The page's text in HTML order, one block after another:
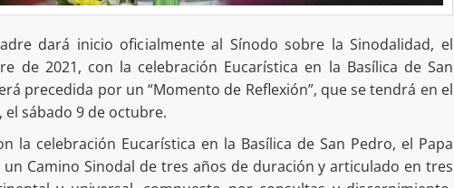
dará inicio oficialmente al Sínodo sobre la Sinodalidad, el
de 2021, con la celebración Eucarística en la Basílica de San
precedida por un “Momento de Reflexión”, que se tendrá en el
el sábado 9 de octubre.
la celebración Eucarística en la Basílica de San Pedro, el Papa
un Camino Sinodal de tres años de duración y articulado en tres